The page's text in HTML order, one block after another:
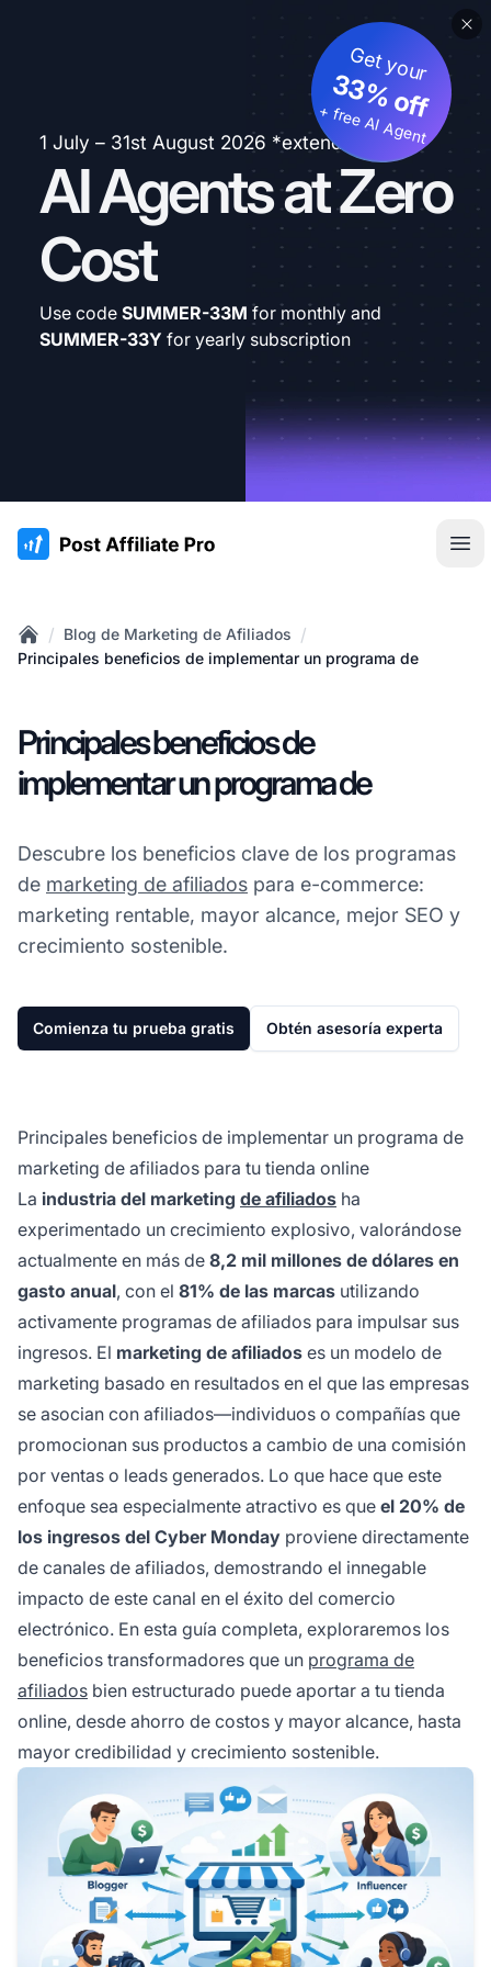
1 July – 31st August 2026 *extended
AI Agents at Zero
Cost
Get your
33% off
+ free AI Agent
Use code SUMMER-33M for monthly and
SUMMER-33Y for yearly subscription
:site.title
Home
/ Blog de Marketing de Afiliados /
Principales beneficios de implementar un programa de
Principales beneficios de
implementar un programa de
Descubre los beneficios clave de los programas
de marketing de afiliados para e-commerce:
marketing rentable, mayor alcance, mejor SEO y
crecimiento sostenible.
Comienza tu prueba gratis Obtén asesoría experta
Principales beneficios de implementar un programa de
marketing de afiliados para tu tienda online
La industria del marketing de afiliados ha
experimentado un crecimiento explosivo, valorándose
actualmente en más de 8,2 mil millones de dólares en
gasto anual, con el 81% de las marcas utilizando
activamente programas de afiliados para impulsar sus
ingresos. El marketing de afiliados es un modelo de
marketing basado en resultados en el que las empresas
se asocian con afiliados—individuos o compañías que
promocionan sus productos a cambio de una comisión
por ventas o leads generados. Lo que hace que este
enfoque sea especialmente atractivo es que el 20% de
los ingresos del Cyber Monday proviene directamente
de canales de afiliados, demostrando el innegable
impacto de este canal en el éxito del comercio
electrónico. En esta guía completa, exploraremos los
beneficios transformadores que un programa de
afiliados bien estructurado puede aportar a tu tienda
online, desde ahorro de costos y mayor alcance, hasta
mayor credibilidad y crecimiento sostenible.